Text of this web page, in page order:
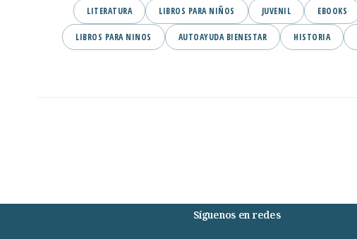
LITERATURA LIBROS PARA NIÑOS JUVENIL EBOOKS
LIBROS PARA NINOS AUTOAYUDA BIENESTAR HISTORIA
Síguenos en redes